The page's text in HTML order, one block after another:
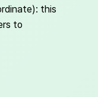
this
to